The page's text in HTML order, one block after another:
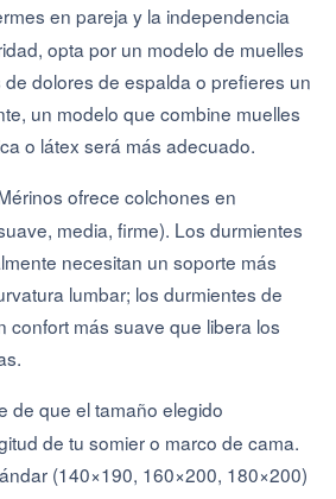
en pareja y la independencia
opta por un modelo de muelles
dolores de espalda o prefieres un
un modelo que combine muelles
o látex será más adecuado.
ofrece colchones en
media, firme). Los durmientes
necesitan un soporte más
lumbar; los durmientes de
confort más suave que libera los
de que el tamaño elegido
de tu somier o marco de cama.
(140×190, 160×200, 180×200)